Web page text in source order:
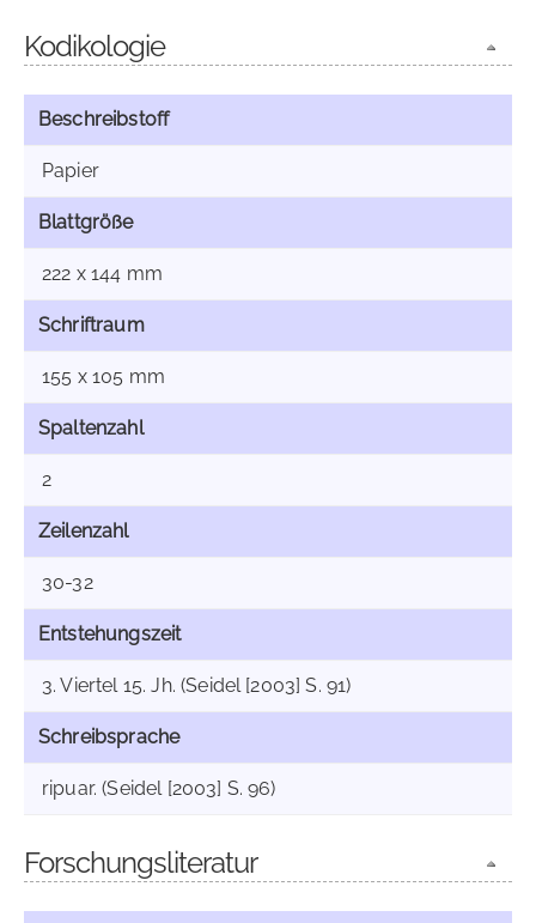
Kodikologie
Beschreibstoff
Papier
Blattgröße
222 x 144 mm
Schriftraum
155 x 105 mm
Spaltenzahl
2
Zeilenzahl
30-32
Entstehungszeit
3. Viertel 15. Jh. (Seidel [2003] S. 91)
Schreibsprache
ripuar. (Seidel [2003] S. 96)
Forschungsliteratur